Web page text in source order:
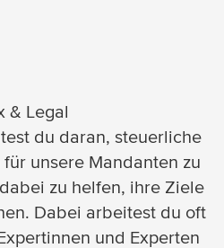
& Legal
du daran, steuerliche
unsere Mandanten zu
zu helfen, ihre Ziele
Dabei arbeitest du oft
und Experten